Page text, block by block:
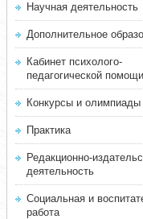
Научная деятельность
Дополнительное
Кабинет психолого-
педагогической помощи
Конкурсы и олимпиады
Практика
Редакционно-
деятельность
Социальная и
работа